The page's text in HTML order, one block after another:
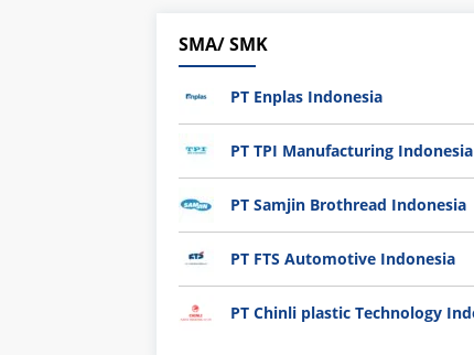
SMA/ SMK
PT Enplas Indonesia
PT TPI Manufacturing Indonesia
PT Samjin Brothread Indonesia
PT FTS Automotive Indonesia